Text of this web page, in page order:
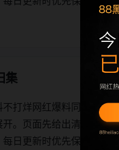
集
不打烊网红爆料同类推荐
开。页面先给出清晰主题
每日更新时优先保证标题